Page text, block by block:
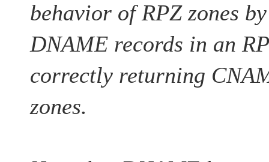
behavior of RPZ zones
DNAME records in an
correctly returning
zones.